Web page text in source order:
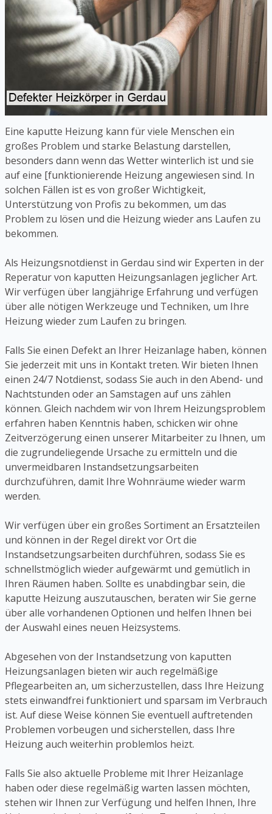
Eine kaputte Heizung kann für viele Menschen ein
großes Problem und starke Belastung darstellen,
besonders dann wenn das Wetter winterlich ist und sie
auf eine [funktionierende Heizung angewiesen sind. In
solchen Fällen ist es von großer Wichtigkeit,
Unterstützung von Profis zu bekommen, um das
Problem zu lösen und die Heizung wieder ans Laufen zu
bekommen.
Als Heizungsnotdienst in Gerdau sind wir Experten in der
Reperatur von kaputten Heizungsanlagen jeglicher Art.
Wir verfügen über langjährige Erfahrung und verfügen
über alle nötigen Werkzeuge und Techniken, um Ihre
Heizung wieder zum Laufen zu bringen.
Falls Sie einen Defekt an Ihrer Heizanlage haben, können
Sie jederzeit mit uns in Kontakt treten. Wir bieten Ihnen
einen 24/7 Notdienst, sodass Sie auch in den Abend- und
Nachtstunden oder an Samstagen auf uns zählen
können. Gleich nachdem wir von Ihrem Heizungsproblem
erfahren haben Kenntnis haben, schicken wir ohne
Zeitverzögerung einen unserer Mitarbeiter zu Ihnen, um
die zugrundeliegende Ursache zu ermitteln und die
unvermeidbaren Instandsetzungsarbeiten
durchzuführen, damit Ihre Wohnräume wieder warm
werden.
Wir verfügen über ein großes Sortiment an Ersatzteilen
und können in der Regel direkt vor Ort die
Instandsetzungsarbeiten durchführen, sodass Sie es
schnellstmöglich wieder aufgewärmt und gemütlich in
Ihren Räumen haben. Sollte es unabdingbar sein, die
kaputte Heizung auszutauschen, beraten wir Sie gerne
über alle vorhandenen Optionen und helfen Ihnen bei
der Auswahl eines neuen Heizsystems.
Abgesehen von der Instandsetzung von kaputten
Heizungsanlagen bieten wir auch regelmäßige
Pflegearbeiten an, um sicherzustellen, dass Ihre Heizung
stets einwandfrei funktioniert und sparsam im Verbrauch
ist. Auf diese Weise können Sie eventuell auftretenden
Problemen vorbeugen und sicherstellen, dass Ihre
Heizung auch weiterhin problemlos heizt.
Falls Sie also aktuelle Probleme mit Ihrer Heizanlage
haben oder diese regelmäßig warten lassen möchten,
stehen wir Ihnen zur Verfügung und helfen Ihnen, Ihre